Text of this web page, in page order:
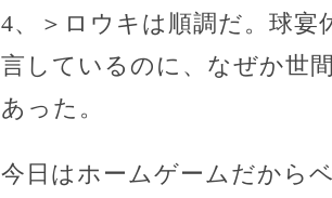
4、＞ロウキは順調だ。球
言しているのに、なぜか世
あった。
今日はホームゲームだから